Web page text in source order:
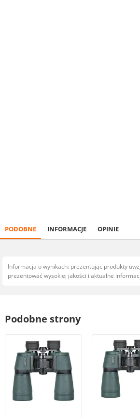
PODOBNE INFORMACJE OPINIE
Informacja o wynikach: prezentując produkty
prezentować wysokiej jakości i aktualne
Podobne strony